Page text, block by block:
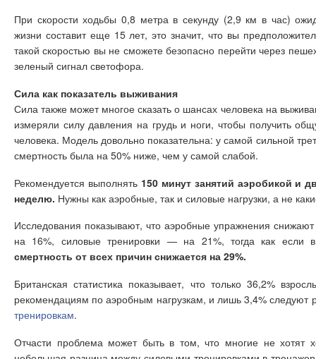
При скорости ходьбы 0,8 метра в секунду (2,9 км в час)
жизни составит еще 15 лет, это значит, что вы
такой скоростью вы не сможете безопасно перейти через
зеленый сигнал светофора.
Сила как показатель выживания
Сила также может многое сказать о шансах человека на
измеряли силу давления на грудь и ноги, чтобы получить
человека. Модель довольно показательна: у самой сильной
смертность была на 50% ниже, чем у самой слабой.
Рекомендуется выполнять 150 минут занятий аэробикой и
неделю. Нужны как аэробные, так и силовые нагрузки, а не
Исследования показывают, что аэробные упражнения снижают
на 16%, силовые тренировки — на 21%, тогда как если
смертность от всех причин снижается на 29%.
Британская статистика показывает, что только 36,2%
рекомендациям по аэробным нагрузкам, и лишь 3,4%
тренировкам.
Отчасти проблема может быть в том, что многие не хотят